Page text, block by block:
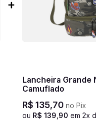
Lancheira Grande
Camuflado
R$ 135,70 no Pix
ou R$ 139,90 em 2x